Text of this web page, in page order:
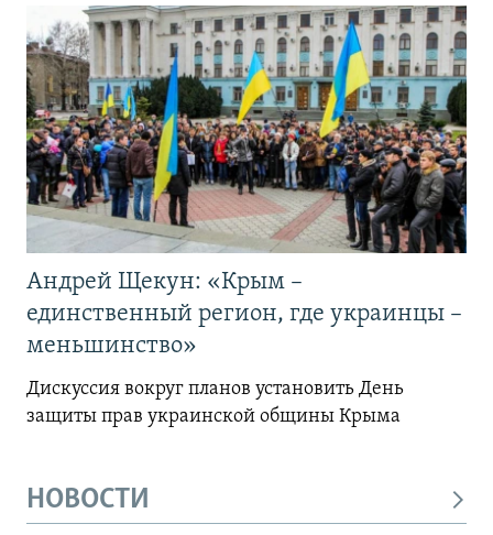
Андрей Щекун: «Крым –
единственный регион, где украинцы –
меньшинство»
Дискуссия вокруг планов установить День
защиты прав украинской общины Крыма
НОВОСТИ